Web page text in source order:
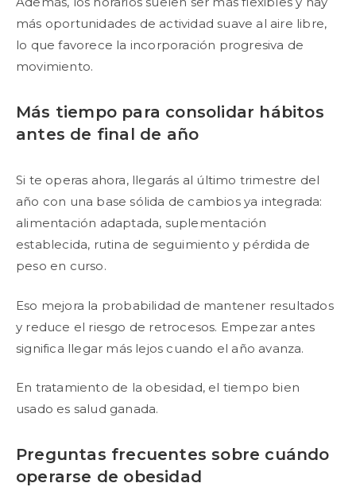
más oportunidades de actividad suave al aire libre,
lo que favorece la incorporación progresiva de
movimiento.
Más tiempo para consolidar hábitos
antes de final de año
Si te operas ahora, llegarás al último trimestre del
año con una base sólida de cambios ya integrada:
alimentación adaptada, suplementación
establecida, rutina de seguimiento y pérdida de
peso en curso.
Eso mejora la probabilidad de mantener resultados
y reduce el riesgo de retrocesos. Empezar antes
significa llegar más lejos cuando el año avanza.
En tratamiento de la obesidad, el tiempo bien
usado es salud ganada.
Preguntas frecuentes sobre cuándo
operarse de obesidad